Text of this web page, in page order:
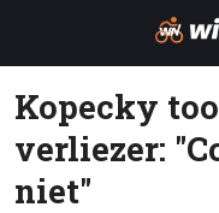
Kopecky
verliezer:
niet"